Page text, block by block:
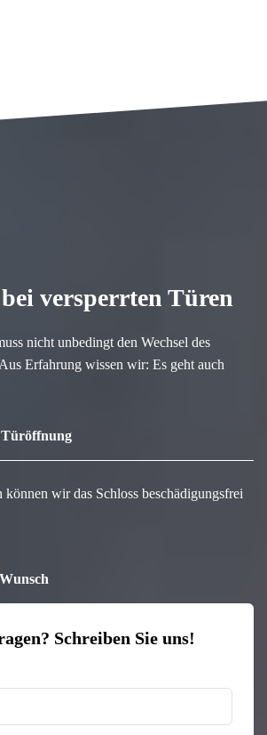
versperrten Türen
nicht unbedingt den Wechsel des
Erfahrung wissen wir: Es geht auch
Türöffnung
können wir das Schloss beschädigungsfrei
Schreiben Sie uns!